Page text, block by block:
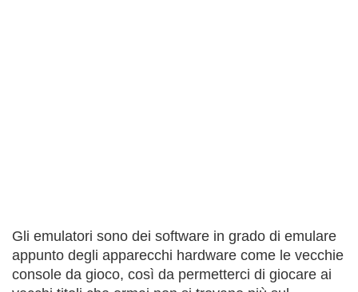
Gli emulatori sono dei software in grado di emulare
appunto degli apparecchi hardware come le vecchie
console da gioco, così da permetterci di giocare ai